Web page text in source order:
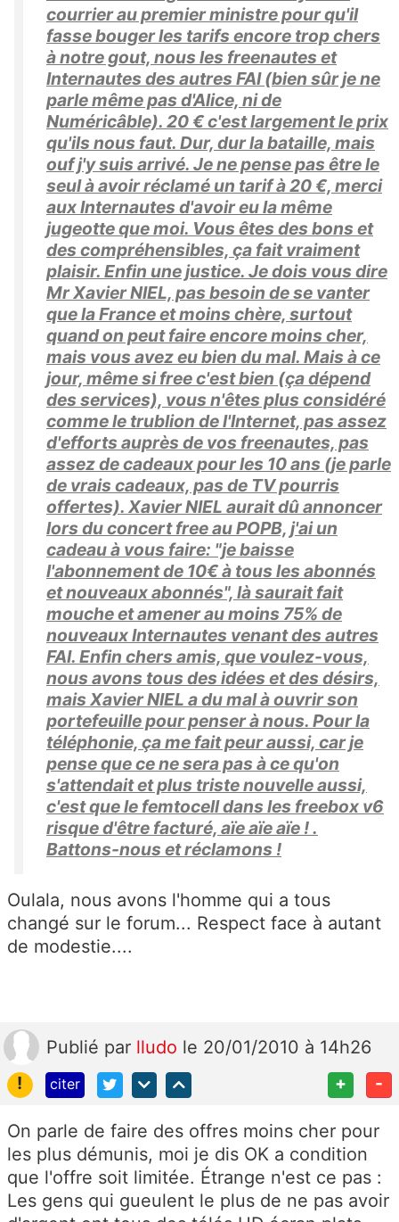
courrier au premier ministre pour qu'il
fasse bouger les tarifs encore trop chers
à notre gout, nous les freenautes et
Internautes des autres FAI (bien sûr je ne
parle même pas d'Alice, ni de
Numéricâble). 20 € c'est largement le prix
qu'ils nous faut. Dur, dur la bataille, mais
ouf j'y suis arrivé. Je ne pense pas être le
seul à avoir réclamé un tarif à 20 €, merci
aux Internautes d'avoir eu la même
jugeotte que moi. Vous êtes des bons et
des compréhensibles, ça fait vraiment
plaisir. Enfin une justice. Je dois vous dire
Mr Xavier NIEL, pas besoin de se vanter
que la France et moins chère, surtout
quand on peut faire encore moins cher,
mais vous avez eu bien du mal. Mais à ce
jour, même si free c'est bien (ça dépend
des services), vous n'êtes plus considéré
comme le trublion de l'Internet, pas assez
d'efforts auprès de vos freenautes, pas
assez de cadeaux pour les 10 ans (je parle
de vrais cadeaux, pas de TV pourris
offertes). Xavier NIEL aurait dû annoncer
lors du concert free au POPB, j'ai un
cadeau à vous faire: "je baisse
l'abonnement de 10€ à tous les abonnés
et nouveaux abonnés", là saurait fait
mouche et amener au moins 75% de
nouveaux Internautes venant des autres
FAI. Enfin chers amis, que voulez-vous,
nous avons tous des idées et des désirs,
mais Xavier NIEL a du mal à ouvrir son
portefeuille pour penser à nous. Pour la
téléphonie, ça me fait peur aussi, car je
pense que ce ne sera pas à ce qu'on
s'attendait et plus triste nouvelle aussi,
c'est que le femtocell dans les freebox v6
risque d'être facturé, aïe aïe aïe ! .
Battons-nous et réclamons !
Oulala, nous avons l'homme qui a tous
changé sur le forum... Respect face à autant
de modestie....
Publié par lludo le 20/01/2010 à 14h26
!
citer + -
On parle de faire des offres moins cher pour
les plus démunis, moi je dis OK a condition
que l'offre soit limitée. Étrange n'est ce pas :
Les gens qui gueulent le plus de ne pas avoir